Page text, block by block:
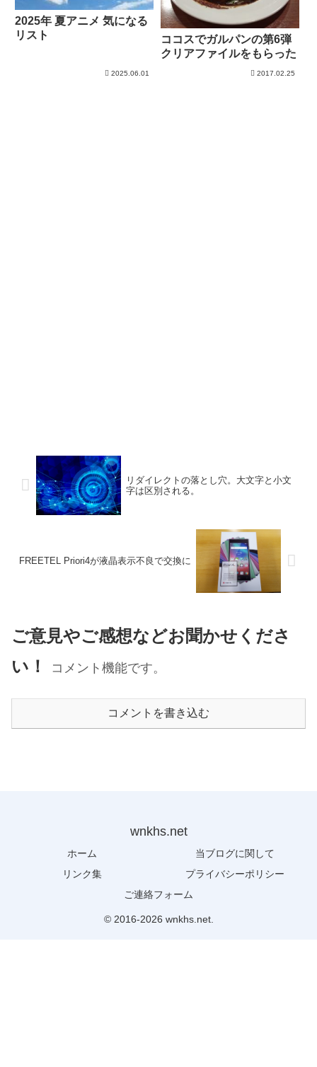
2025年 夏アニメ 気になる
リスト
2025.06.01
ココスでガルパンの第6弾
クリアファイルをもらった
2017.02.25
リダイレクトの落とし穴。大文字と小文
字は区別される。
FREETEL Priori4が液晶表示不良で交換に
ご意見やご感想などお聞かせくださ
い！
コメント機能です。
コメントを書き込む
wnkhs.net
ホーム
当ブログに関して
リンク集
プライバシーポリシー
ご連絡フォーム
© 2016-2026 wnkhs.net.